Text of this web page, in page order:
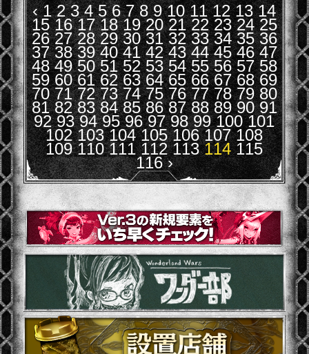
‹ 1 2 3 4 5 6 7 8 9 10 11 12 13 14
15 16 17 18 19 20 21 22 23 24 25
26 27 28 29 30 31 32 33 34 35 36
37 38 39 40 41 42 43 44 45 46 47
48 49 50 51 52 53 54 55 56 57 58
59 60 61 62 63 64 65 66 67 68 69
70 71 72 73 74 75 76 77 78 79 80
81 82 83 84 85 86 87 88 89 90 91
92 93 94 95 96 97 98 99 100 101
102 103 104 105 106 107 108
109 110 111 112 113 114 115
116 ›